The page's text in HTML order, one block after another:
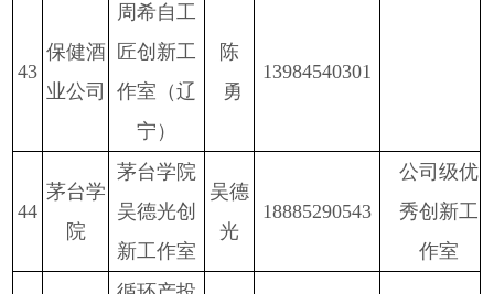
43
保健酒
业公司
周希自工
匠创新工
作室（辽
宁）
陈
勇
13984540301
44
茅台学
院
茅台学院
吴德光创
新工作室
吴德
光
18885290543
公司级优
秀创新工
作室